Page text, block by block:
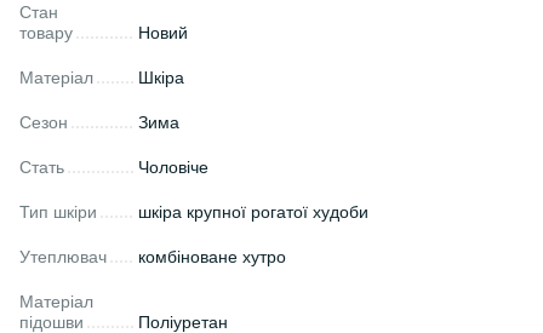
Стан
товару
Новий
Матеріал Шкіра
Сезон Зима
Стать Чоловіче
Тип шкіри шкіра крупної рогатої худоби
Утеплювач комбіноване хутро
Матеріал
підошви
Поліуретан